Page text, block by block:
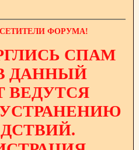
ФОРУМА!
СПАМ
ДАННЫЙ
ВЕДУТСЯ